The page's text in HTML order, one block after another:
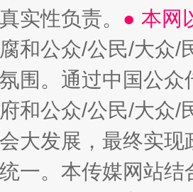
实性负责。 ● 本网
腐和公众/公民/大众
围。通过中国公
和公众/公民/大众
大发展，最终实
一。本传媒网站